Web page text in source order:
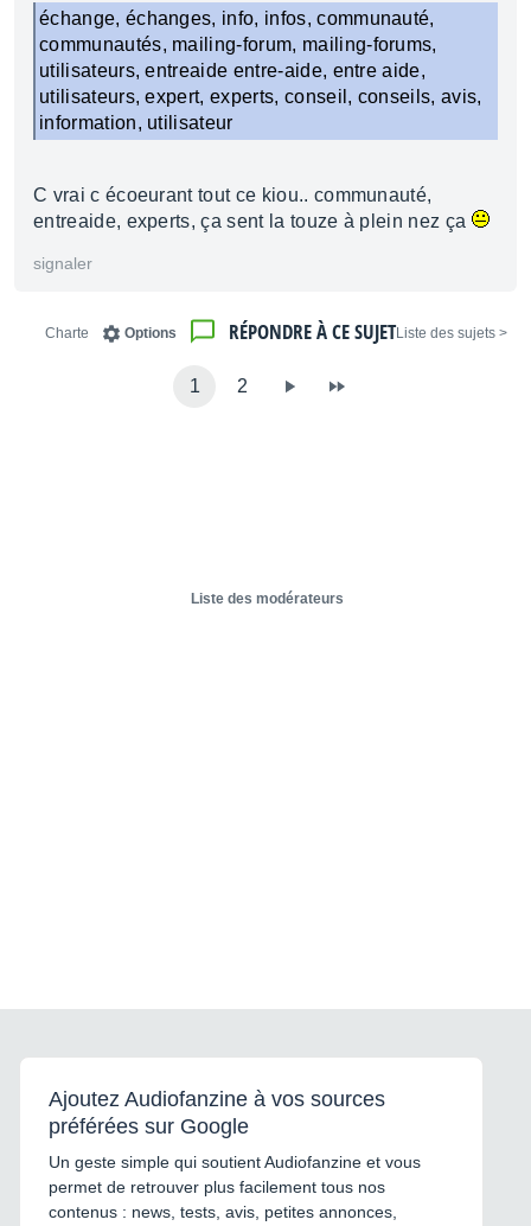
échange, échanges, info, infos, communauté,
communautés, mailing-forum, mailing-forums,
utilisateurs, entreaide entre-aide, entre aide,
utilisateurs, expert, experts, conseil, conseils, avis,
information, utilisateur
C vrai c écoeurant tout ce kiou.. communauté,
entreaide, experts, ça sent la touze à plein nez ça
signaler
< Liste des sujets
RÉPONDRE À CE SUJET
Options
Charte
1 2
Liste des modérateurs
Ajoutez Audiofanzine à vos sources
préférées sur Google
Un geste simple qui soutient Audiofanzine et vous
permet de retrouver plus facilement tous nos
contenus : news, tests, avis, petites annonces,